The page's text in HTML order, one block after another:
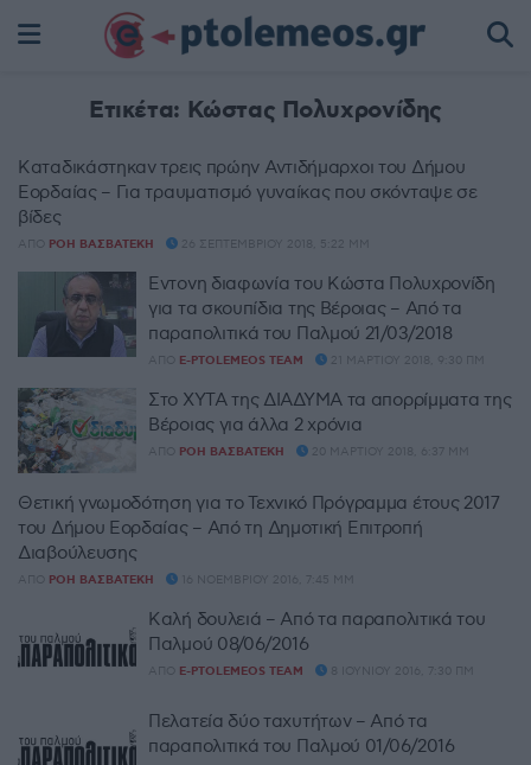
Ετικέτα: Κώστας Πολυχρονίδης
Καταδικάστηκαν τρεις πρώην Αντιδήμαρχοι του Δήμου
Εορδαίας – Για τραυματισμό γυναίκας που σκόνταψε σε
βίδες
ΑΠΌ ΡΌΗ ΒΑΣΒΑΤΈΚΗ 26 ΣΕΠΤΕΜΒΡΊΟΥ 2018, 5:22 ΜΜ
Έντονη διαφωνία του Κώστα Πολυχρονίδη
για τα σκουπίδια της Βέροιας – Από τα
παραπολιτικά του Παλμού 21/03/2018
ΑΠΌ E-PTOLEMEOS TEAM 21 ΜΑΡΤΊΟΥ 2018, 9:30 ΠΜ
Στο ΧΥΤΑ της ΔΙΑΔΥΜΑ τα απορρίμματα της
Βέροιας για άλλα 2 χρόνια
ΑΠΌ ΡΌΗ ΒΑΣΒΑΤΈΚΗ 20 ΜΑΡΤΊΟΥ 2018, 6:37 ΜΜ
Θετική γνωμοδότηση για το Τεχνικό Πρόγραμμα έτους 2017
του Δήμου Εορδαίας – Από τη Δημοτική Επιτροπή
Διαβούλευσης
ΑΠΌ ΡΌΗ ΒΑΣΒΑΤΈΚΗ 16 ΝΟΕΜΒΡΊΟΥ 2016, 7:45 ΜΜ
Καλή δουλειά – Aπό τα παραπολιτικά του
Παλμού 08/06/2016
ΑΠΌ E-PTOLEMEOS TEAM 8 ΙΟΥΝΊΟΥ 2016, 7:30 ΠΜ
Πελατεία δύο ταχυτήτων – Aπό τα
παραπολιτικά του Παλμού 01/06/2016